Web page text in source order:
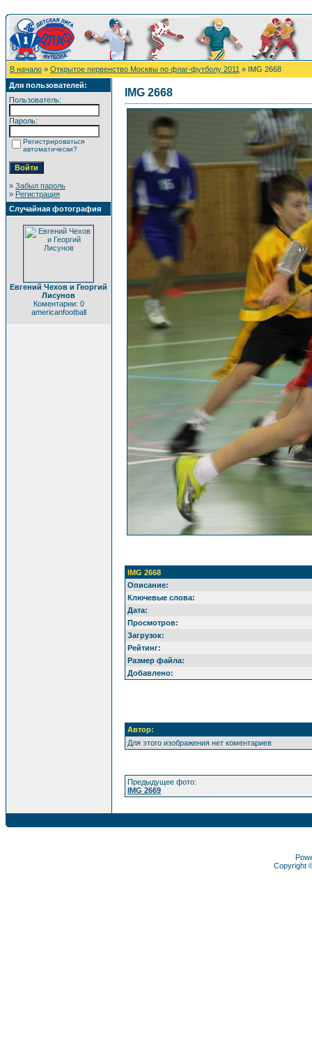
В начало » Открытое первенство Москвы по флаг-футболу 2011 » IMG 2668
Для пользователей:
Пользователь:
Пароль:
Регистрироваться
автоматически?
» Забыл пароль
» Регистрация
Случайная фотография
Евгений Чехов и Георгий
Лисунов
Коментарии: 0
americanfootball
IMG 2668
IMG 2668
Описание:
Ключевые слова:
Дата:
Просмотров:
Загрузок:
Рейтинг:
Размер файла:
Добавлено:
Автор:
Для этого изображения нет коментариев
Предыдущее фото:
IMG 2669
Copyright